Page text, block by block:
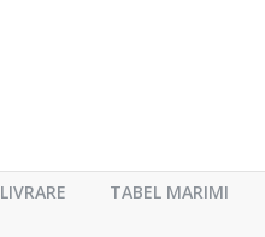
LIVRARE TABEL MARIMI